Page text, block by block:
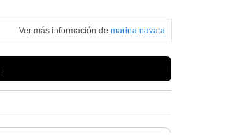
Ver más información de marina navata